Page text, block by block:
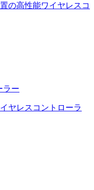
の高性能ワイヤレスコ
ラー
ヤレスコントローラ